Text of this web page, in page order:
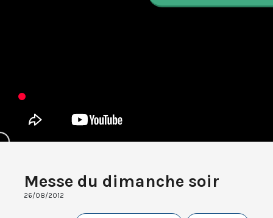
Messe du dimanche soir
26/08/2012